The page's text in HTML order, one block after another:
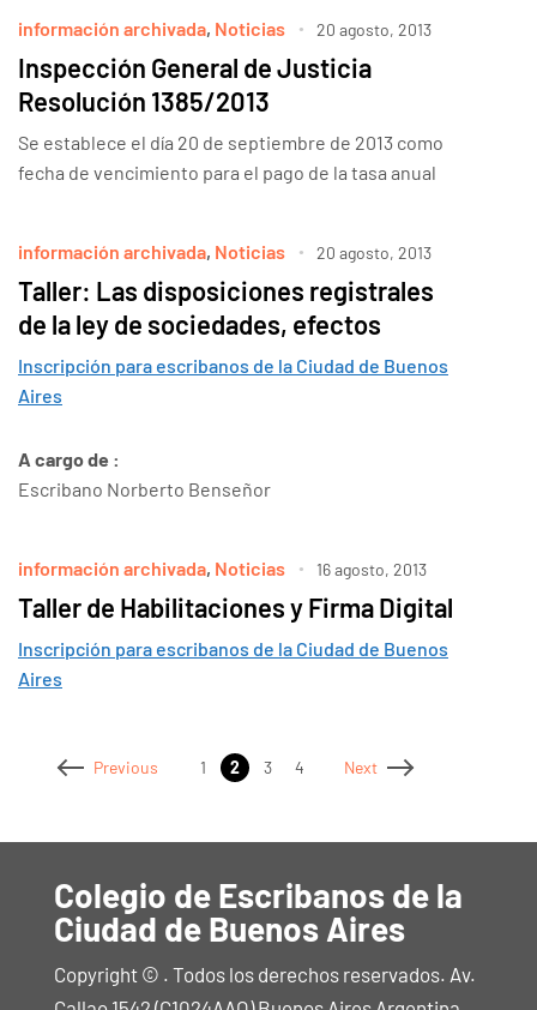
información archivada, Noticias 20 agosto, 2013
Inspección General de Justicia
Resolución 1385/2013
Se establece el día 20 de septiembre de 2013 como
fecha de vencimiento para el pago de la tasa anual
información archivada, Noticias 20 agosto, 2013
Taller: Las disposiciones registrales
de la ley de sociedades, efectos
Inscripción para escribanos de la Ciudad de Buenos
Aires
A cargo de :
Escribano Norberto Benseñor
información archivada, Noticias 16 agosto, 2013
Taller de Habilitaciones y Firma Digital
Inscripción para escribanos de la Ciudad de Buenos
Aires
Previous 1 2 3 4 Next
Colegio de Escribanos de la
Ciudad de Buenos Aires
Copyright © . Todos los derechos reservados. Av.